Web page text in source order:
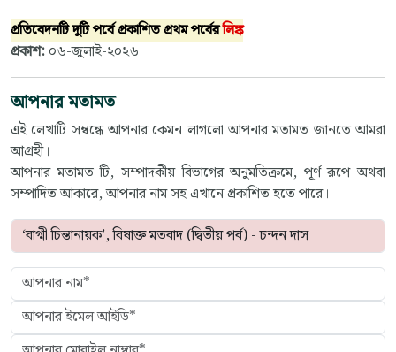
প্রতিবেদনটি দুটি পর্বে প্রকাশিত প্রথম পর্বেরলিঙ্ক
প্রকাশ: ০৬-জুলাই-২০২৬
আপনার মতামত
এই লেখাটি সম্বন্ধে আপনার কেমন লাগলো আপনার মতামত জানতে আমরা
আগ্রহী।
আপনার মতামত টি, সম্পাদকীয় বিভাগের অনুমতিক্রমে, পূর্ণ রূপে অথবা
সম্পাদিত আকারে, আপনার নাম সহ এখানে প্রকাশিত হতে পারে।